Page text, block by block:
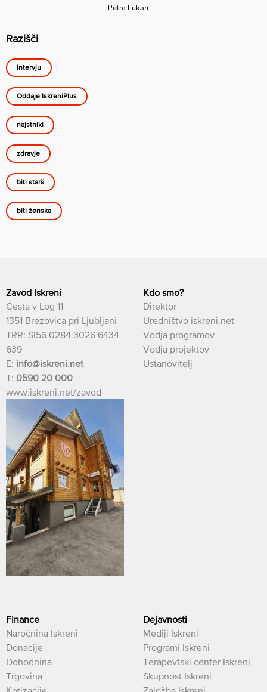
Petra Lukan
Razišči
intervju
Oddaje IskreniPlus
najstniki
zdravje
biti starš
biti ženska
Zavod Iskreni
Cesta v Log 11
1351 Brezovica pri Ljubljani
TRR: SI56 0284 3026 6434
639
E: info@iskreni.net
T: 0590 20 000
www.iskreni.net/zavod
Kdo smo?
Direktor
Uredništvo iskreni.net
Vodja programov
Vodja projektov
Ustanovitelj
Finance
Naročnina Iskreni
Donacije
Dohodnina
Trgovina
Dejavnosti
Mediji Iskreni
Programi Iskreni
Terapevtski center Iskreni
Skupnost Iskreni